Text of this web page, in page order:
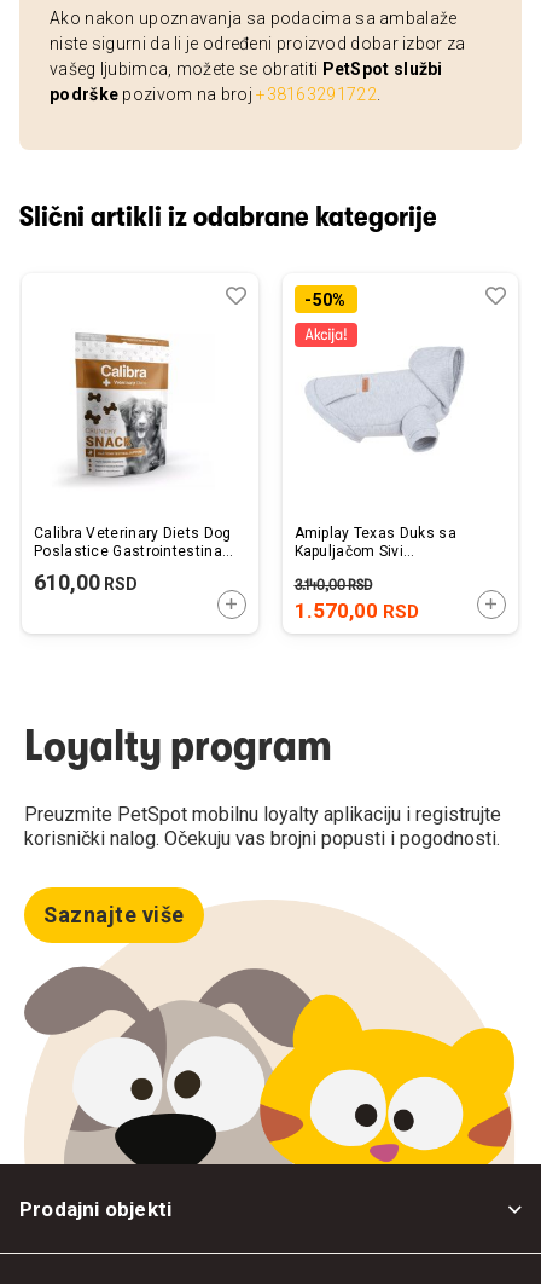
Ako nakon upoznavanja sa podacima sa ambalaže
niste sigurni da li je određeni proizvod dobar izbor za
vašeg ljubimca, možete se obratiti PetSpot službi
podrške pozivom na broj+38163291722
Slični artikli iz odabrane kategorije
Calibra Veterinary Diets Dog
Poslastice Gastrointestinal
610,00 RSD
DODAJTE U KORPU
Dodaj
Uporedi-50%
Amiplay Texas Duks sa
Kapuljačom Sivi
1.570,00 RSD
3.140,00RSD
Loyalty program
Preuzmite PetSpot mobilnu loyalty aplikaciju i registrujte
korisnički nalog. Očekuju vas brojni popusti i pogodnosti.
Saznajte više
Prodajni objekti